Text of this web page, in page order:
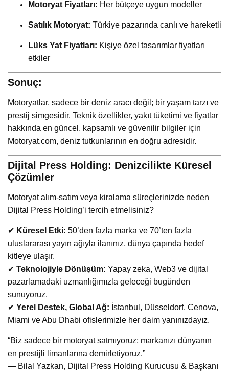
Motoryat Fiyatları: Her bütçeye uygun modeller
Satılık Motoryat: Türkiye pazarında canlı ve hareketli
Lüks Yat Fiyatları: Kişiye özel tasarımlar fiyatları
etkiler
Sonuç:
Motoryatlar, sadece bir deniz aracı değil; bir yaşam tarzı ve
prestij simgesidir. Teknik özellikler, yakıt tüketimi ve fiyatlar
hakkında en güncel, kapsamlı ve güvenilir bilgiler için
Motoryat.com, deniz tutkunlarının en doğru adresidir.
Dijital Press Holding: Denizcilikte Küresel
Çözümler
Motoryat alım-satım veya kiralama süreçlerinizde neden
Dijital Press Holding’i tercih etmelisiniz?
✔ Küresel Etki: 50’den fazla marka ve 70’ten fazla
uluslararası yayın ağıyla ilanınız, dünya çapında hedef
kitleye ulaşır.
✔ Teknolojiyle Dönüşüm: Yapay zeka, Web3 ve dijital
pazarlamadaki uzmanlığımızla geleceği bugünden
sunuyoruz.
✔ Yerel Destek, Global Ağ: İstanbul, Düsseldorf, Cenova,
Miami ve Abu Dhabi ofislerimizle her daim yanınızdayız.
“Biz sadece bir motoryat satmıyoruz; markanızı dünyanın
en prestijli limanlarına demirletiyoruz.”
— Bilal Yazkan, Dijital Press Holding Kurucusu & Başkanı